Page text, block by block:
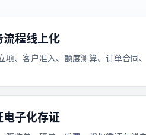
流程线上化
项、客户准入、额度测算、订单合同
电子化存证